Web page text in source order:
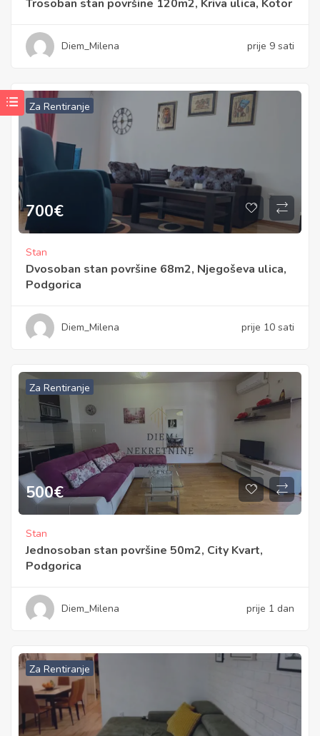
Trosoban stan površine 120m2, Kriva ulica, Kotor
Diem_Milena prije 9 sati
Za Rentiranje
700€
Stan
Dvosoban stan površine 68m2, Njegoševa ulica,
Podgorica
Diem_Milena prije 10 sati
Za Rentiranje
500€
Stan
Jednosoban stan površine 50m2, City Kvart,
Podgorica
Diem_Milena prije 1 dan
Za Rentiranje